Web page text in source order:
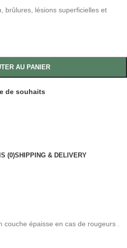
brûlures, lésions superficielles et
AU PANIER
de souhaits
(0)SHIPPING & DELIVERY
couche épaisse en cas de rougeurs .